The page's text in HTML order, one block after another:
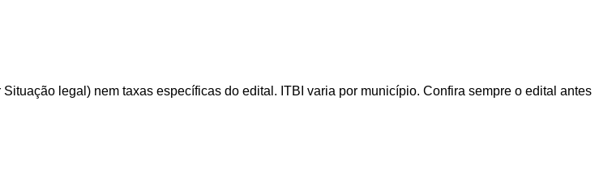
legal) nem taxas específicas do edital. ITBI varia por município. Confira sempre o edital antes